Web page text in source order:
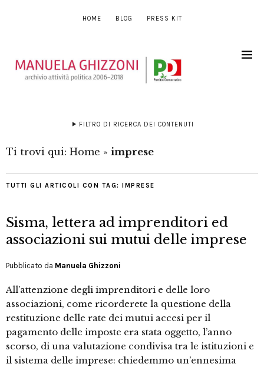
HOME BLOG PRESS KIT
FILTRO DI RICERCA DEI CONTENUTI
Ti trovi qui: Home » imprese
TUTTI GLI ARTICOLI CON TAG: IMPRESE
Sisma, lettera ad imprenditori ed
associazioni sui mutui delle imprese
Pubblicato da Manuela Ghizzoni
All’attenzione degli imprenditori e delle loro
associazioni, come ricorderete la questione della
restituzione delle rate dei mutui accesi per il
pagamento delle imposte era stata oggetto, l’anno
scorso, di una valutazione condivisa tra le istituzioni e
il sistema delle imprese: chiedemmo un’ennesima